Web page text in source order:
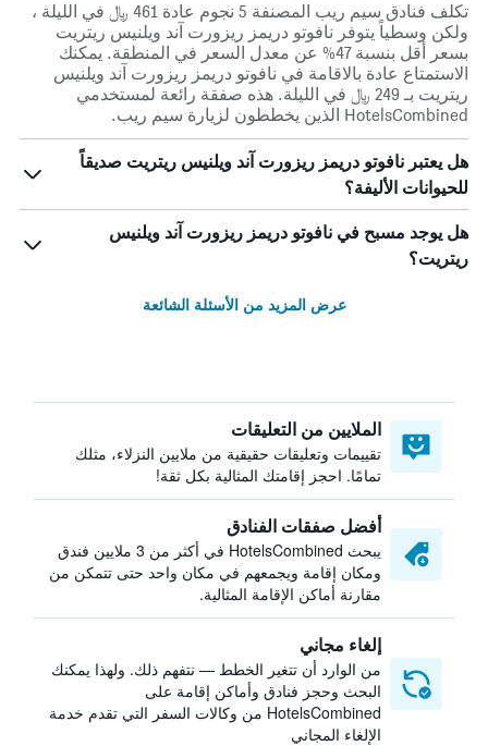
تكلف فنادق سيم ريب المصنفة 5 نجوم عادة 461 ﷼ في الليلة ،
ولكن وسطياً يتوفر نافوتو دريمز ريزورت آند ويلنيس ريتريت
بسعر أقل بنسبة 47% عن معدل السعر في المنطقة. يمكنك
الاستمتاع عادة بالاقامة في نافوتو دريمز ريزورت آند ويلنيس
ريتريت بـ 249 ﷼ في الليلة. هذه صفقة رائعة لمستخدمي
HotelsCombined الذين يخططون لزيارة سيم ريب.
هل يعتبر نافوتو دريمز ريزورت آند ويلنيس ريتريت صديقاً
للحيوانات الأليفة؟
هل يوجد مسبح في نافوتو دريمز ريزورت آند ويلنيس
ريتريت؟
عرض المزيد من الأسئلة الشائعة
الملايين من التعليقات
تقييمات وتعليقات حقيقية من ملايين النزلاء، مثلك
تمامًا. احجز إقامتك المثالية بكل ثقة!
أفضل صفقات الفنادق
يبحث HotelsCombined في أكثر من 3 ملايين فندق
ومكان إقامة ويجمعهم في مكان واحد حتى تتمكن من
مقارنة أماكن الإقامة المثالية.
إلغاء مجاني
من الوارد أن تتغير الخطط — نتفهم ذلك. ولهذا يمكنك
البحث وحجز فنادق وأماكن إقامة على
HotelsCombined من وكالات السفر التي تقدم خدمة
الإلغاء المجاني